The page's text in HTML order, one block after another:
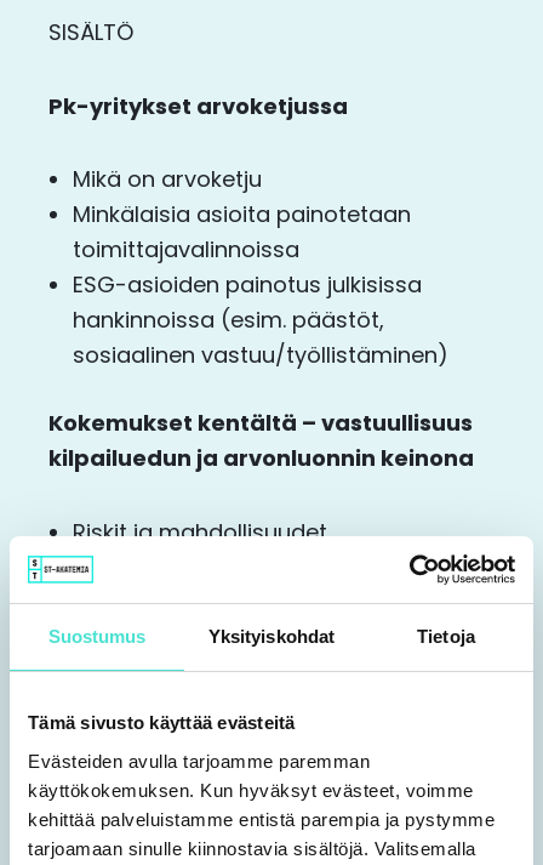
Suostumus Yksityiskohdat Tietoja
Tämä sivusto käyttää evästeitä
Evästeiden avulla tarjoamme paremman
käyttökokemuksen. Kun hyväksyt evästeet, voimme
kehittää palveluistamme entistä parempia ja pystymme
tarjoamaan sinulle kiinnostavia sisältöjä. Valitsemalla
SISÄLTÖ
Pk-yritykset arvoketjussa
Mikä on arvoketju
Minkälaisia asioita painotetaan
toimittajavalinnoissa
ESG-asioiden painotus julkisissa
hankinnoissa (esim. päästöt,
sosiaalinen vastuu/työllistäminen)
Kokemukset kentältä – vastuullisuus
kilpailuedun ja arvonluonnin keinona
Riskit ja mahdollisuudet
Vastuullisuus pk-yrityksen
strategiassa ja kilpailuetuna
Esimerkkejä yrityksistä
strategiajohtajana ja johtavana
konsulttina Rauta Sustainability Services
Oy:ssä.